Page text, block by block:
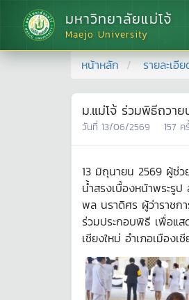
มหาวิทยาลัยแม่โจ้
Maejo University
หน้าหลัก รายละเอี
ม.แม่โจ้ ร่วมพิธีถวา
วันที่ 13/06/2569 157 ค
13 มิถุนายน 2569 ผู้ช่
น้ำสรงเบื้องหน้าพระรู
พล นราดิศร ผู้ว่าราชก
ร่วมประกอบพิธี เพื่อแ
เชียงใหม่ อำเภอเมืองเ